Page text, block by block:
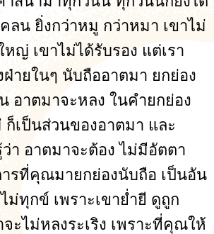
ลน ยิ่งกว่าหมู กว่าหมา เขาไม่
หญ่ เขาไม่ได้รับรอง แต่เรา
ฝ่ายในๆ นับถืออาตมา ยกย่อง
อาตมาจะหลง ในคำยกย่อง
เป็นส่วนของอาตมา และ
า อาตมาจะต้อง ไม่มีอัตตา
รที่คุณมายกย่องนับถือ เป็นอัน
ม่ทุกข์ เพราะเขาย่ำยี ดูถูก
ะไม่หลงระเริง เพราะที่คุณให้